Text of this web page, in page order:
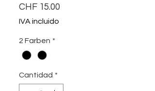
CHF 15.00
IVA incluido
2 Farben *
Cantidad *